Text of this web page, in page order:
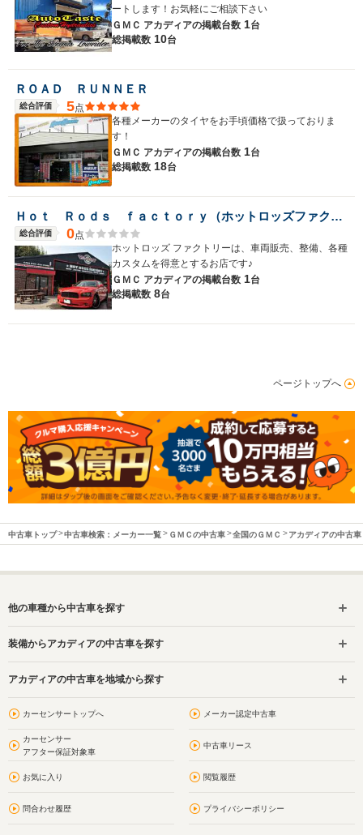
ートします！お気軽にご相談下さい
ＧＭＣ アカディアの掲載台数 1台
総掲載数 10台
ＲＯＡＤ ＲＵＮＮＥＲ
総合評価 5点
各種メーカーのタイヤをお手頃価格で扱っておりま
す！
ＧＭＣ アカディアの掲載台数 1台
総掲載数 18台
Ｈｏｔ Ｒｏｄｓ ｆａｃｔｏｒｙ（ホットロッズファクトリー）
総合評価 0点
ホットロッズ ファクトリーは、車両販売、整備、各種
カスタムを得意とするお店です♪
ＧＭＣ アカディアの掲載台数 1台
総掲載数 8台
ページトップへ
中古車トップ 中古車検索：メーカー一覧 ＧＭＣの中古車 全国のＧＭＣ アカディアの中古車
他の車種から中古車を探す
装備からアカディアの中古車を探す
アカディアの中古車を地域から探す
カーセンサートップへ メーカー認定中古車
カーセンサー
アフター保証対象車
中古車リース
お気に入り 閲覧履歴
問合わせ履歴 プライバシーポリシー